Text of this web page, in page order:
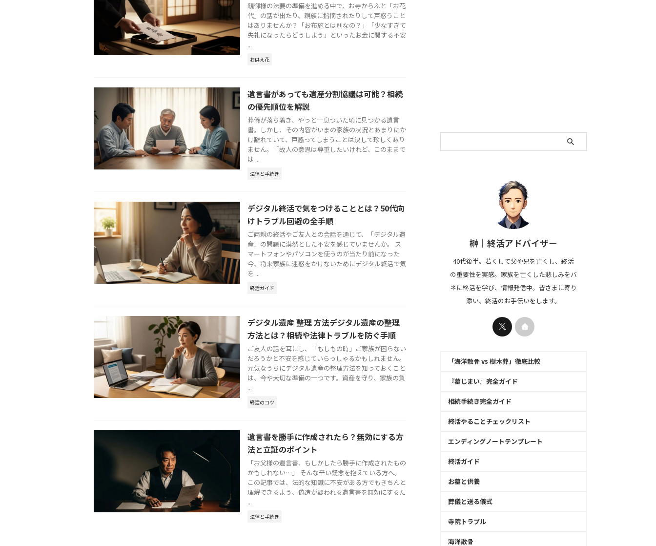
親御様の法要の準備を進める中で、お寺からふと「お花
代」の話が出たり、親族に指摘されたりして戸惑うこと
はありませんか？「お布施とは別なの？」「少なすぎて
失礼になったらどうしよう」といったお金に関する不安
...
お供え花
遺言書があっても遺産分割協議は可能？相続
の優先順位を解説
葬儀が落ち着き、やっと一息ついた頃に見つかる遺言
書。しかし、その内容がいまの家族の状況とあまりにか
け離れていて、戸惑ってしまうことは決して珍しくあり
ません。「故人の意思は尊重したいけれど、このままで
は ...
法律と手続き
デジタル終活で気をつけることとは？50代向
けトラブル回避の全手順
ご両親の終活やご友人との会話を通じて、「デジタル遺
産」の問題に漠然とした不安を感じていませんか。 ス
マートフォンやパソコンを使うのが当たり前になった
今、将来家族に迷惑をかけないためにデジタル終活で気
を ...
終活ガイド
デジタル遺産 整理 方法デジタル遺産の整理
方法とは？相続や法律トラブルを防ぐ手順
ご友人の話を耳にし、「もしもの時」ご家族が困らない
だろうかと不安を感じていらっしゃるかもしれません。
元気なうちにデジタル遺産の整理方法を知っておくこと
は、今や大切な準備の一つです。資産を守り、家族の負
...
終活のコツ
遺言書を勝手に作成されたら？無効にする方
法と立証のポイント
「お父様の遺言書、もしかしたら勝手に作成されたもの
かもしれない…」 そんな辛い疑念を抱えている方へ。
この記事では、法的な知識に不安がある方でもきちんと
理解できるよう、偽造が疑われる遺言書を無効にするた
...
法律と手続き
榊｜終活アドバイザー
40代後半。若くして父や兄を亡くし、終活
の重要性を実感。家族を亡くした悲しみをバ
ネに終活を学び、情報発信中。皆さまに寄り
添い、終活のお手伝いをします。
「海洋散骨 vs 樹木葬」徹底比較
『墓じまい』完全ガイド
相続手続き完全ガイド
終活やることチェックリスト
エンディングノートテンプレート
終活ガイド
お墓と供養
葬儀と送る儀式
寺院トラブル
海洋散骨